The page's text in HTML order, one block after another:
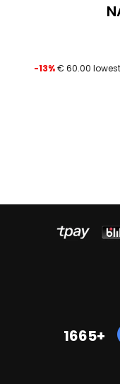
-13%€ 60.00
1665+